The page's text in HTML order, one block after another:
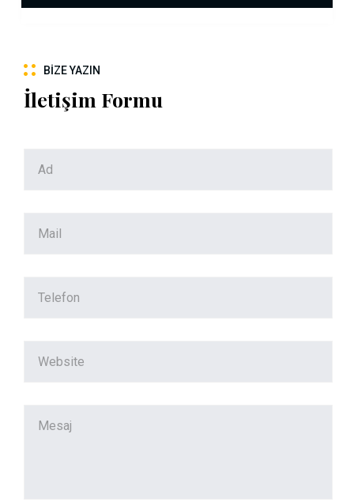
BIZE YAZIN
İletişim Formu